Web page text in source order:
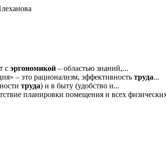
с эргономикой – областью знаний,...
– это рационализм, эффективность труда...
труда) и в быту (удобство и...
планировки помещения и всех